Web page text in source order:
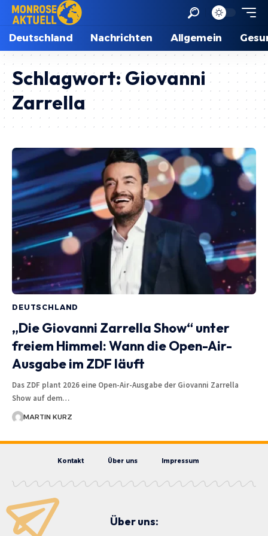
Deutschland Nachrichten Allgemein
Schlagwort:Giovanni
Zarrella
DEUTSCHLAND
„Die Giovanni Zarrella Show“ unter
freiem Himmel: Wann die Open-Air-
Ausgabe im ZDF läuft
Das ZDF plant 2026 eine Open-Air-Ausgabe der Giovanni Zarrella
Show auf dem…
MARTIN KURZ
Kontakt Über uns Impressum
Über uns: